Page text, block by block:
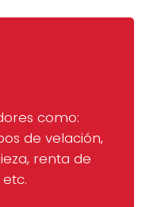
como:
de velación,
renta de